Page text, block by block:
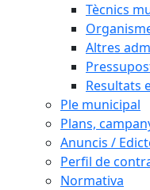
Tècnics
Altres
Resultats
Ple municipal
Plans,
Anuncis /
Perfil de
Normativa